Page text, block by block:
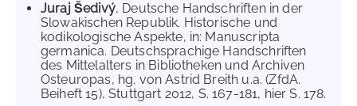
Juraj Šedivý, Deutsche Handschriften in der
Slowakischen Republik. Historische und
kodikologische Aspekte, in: Manuscripta
germanica. Deutschsprachige Handschriften
des Mittelalters in Bibliotheken und Archiven
Osteuropas, hg. von Astrid Breith u.a. (ZfdA.
Beiheft 15), Stuttgart 2012, S. 167-181, hier S. 178.